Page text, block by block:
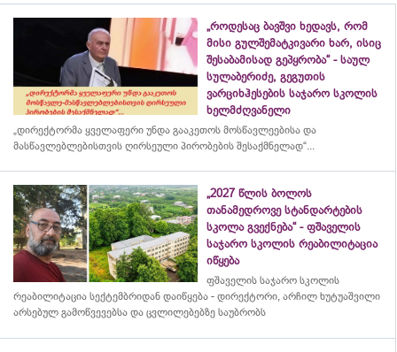
„როდესაც ბავშვი ხედავს, რომ
მისი გულშემატკივარი ხარ, ისიც
შესაბამისად გეპყრობა“ - საულ
სულაბერიძე, გეგუთის
ვარციხჰესების საჯარო სკოლის
ხელმძღვანელი
„დირექტორმა ყველაფერი უნდა გააკეთოს მოსწავლეებისა და
მასწავლებლებისთვის ღირსეული პირობების შესაქმნელად“...
„2027 წლის ბოლოს
თანამედროვე სტანდარტების
სკოლა გვექნება“ - ფშაველის
საჯარო სკოლის რეაბილიტაცია
იწყება
ფშაველის საჯარო სკოლის
რეაბილიტაცია სექტემბრიდან დაიწყება - დირექტორი, არჩილ ხუტუაშვილი
არსებულ გამოწვევებსა და ცვლილებებზე საუბრობს